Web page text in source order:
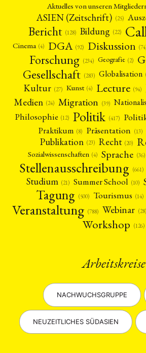
Aktuelles von unseren
ASIEN (Zeitschrift) (25)
Bericht (128) Bildung (22)
Cinema (4) DGA (92) Diskussion
Forschung (234) Geografie (2)
Gesellschaft (283) Globalisation
Kultur (27) Kunst (4) Lecture (94)
Medien (24) Migration (39)
Philosophie (12) Politik (417)
Praktikum (8) Präsentation (13)
Publikation (23) Recht (20)
Sozialwissenschaften (4) Sprache (36)
Stellenausschreibung (661)
Studium (21) Summer School (10)
Tagung (500) Tourismus (14)
Veranstaltung (788) Webinar (28)
Workshop (126)
Arbeitskreise
NACHWUCHSGRUPPE
NEUZEITLICHES SÜDASIEN